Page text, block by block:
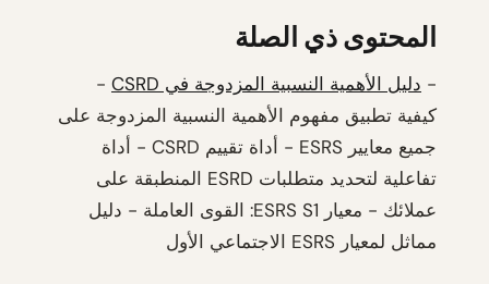
المحتوى ذي الصلة
- دليل الأهمية النسبية المزدوجة في CSRD
-
كيفية تطبيق مفهوم الأهمية النسبية المزدوجة على
جميع معايير ESRS - أداة تقييم CSRD - أداة
تفاعلية لتحديد متطلبات ESRD المنطبقة على
عملائك - معيار ESRS S1: القوى العاملة - دليل
مماثل لمعيار ESRS الاجتماعي الأول